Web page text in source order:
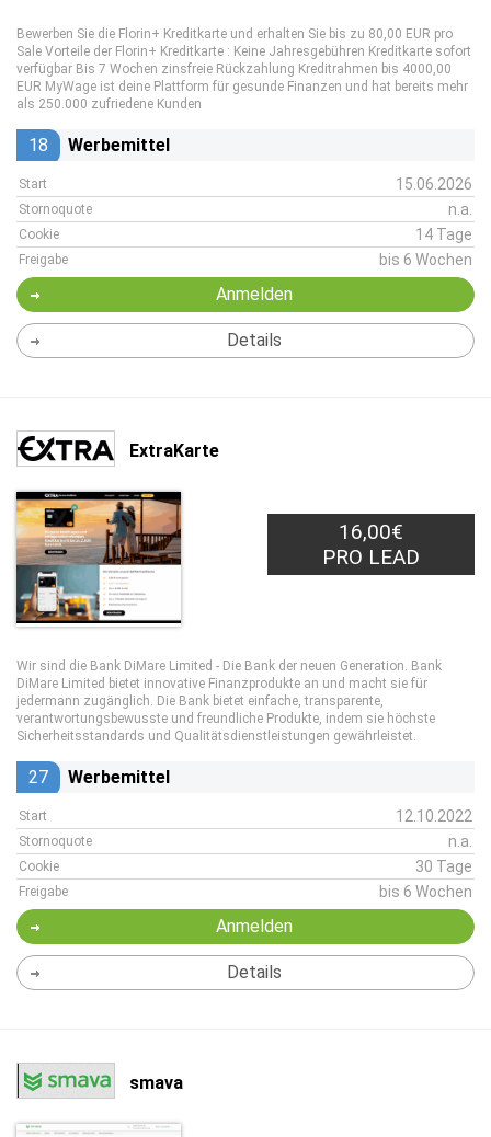
Bewerben Sie die Florin+ Kreditkarte und erhalten Sie bis zu 80,00 EUR pro
Sale Vorteile der Florin+ Kreditkarte : Keine Jahresgebühren Kreditkarte sofort
verfügbar Bis 7 Wochen zinsfreie Rückzahlung Kreditrahmen bis 4000,00
EUR MyWage ist deine Plattform für gesunde Finanzen und hat bereits mehr
als 250.000 zufriedene Kunden
18 Werbemittel
Start 15.06.2026
Stornoquote n.a.
Cookie 14 Tage
Freigabe bis 6 Wochen
Anmelden
Details
ExtraKarte
16,00€
PRO LEAD
Wir sind die Bank DiMare Limited - Die Bank der neuen Generation. Bank
DiMare Limited bietet innovative Finanzprodukte an und macht sie für
jedermann zugänglich. Die Bank bietet einfache, transparente,
verantwortungsbewusste und freundliche Produkte, indem sie höchste
Sicherheitsstandards und Qualitätsdienstleistungen gewährleistet.
27 Werbemittel
Start 12.10.2022
Stornoquote n.a.
Cookie 30 Tage
Freigabe bis 6 Wochen
Anmelden
Details
smava